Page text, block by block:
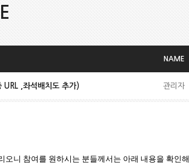
NAME
,좌석배치도 추가) 관리자
오니 참여를 원하시는 분들께서는 아래 내용을 확인해